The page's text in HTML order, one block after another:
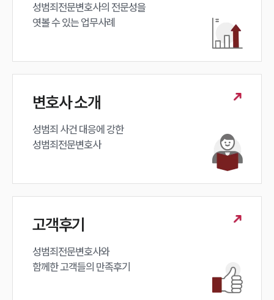
공지사항
법률 블로그
세미나
대륜법률상담예약
대륜법률상담예약
성범죄전문변호사의 전문성을
엿볼 수 있는 업무사례
변호사 소개
성범죄 사건 대응에 강한
성범죄전문변호사
고객후기
성범죄전문변호사와
함께한 고객들의 만족후기